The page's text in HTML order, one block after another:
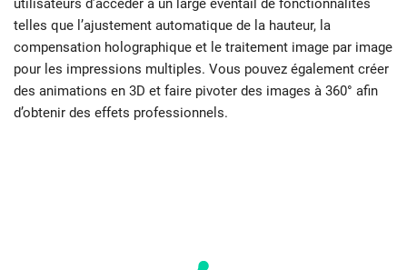
utilisateurs d’accéder à un large éventail de fonctionnalités
telles que l’ajustement automatique de la hauteur, la
compensation holographique et le traitement image par image
pour les impressions multiples. Vous pouvez également créer
des animations en 3D et faire pivoter des images à 360° afin
d’obtenir des effets professionnels.